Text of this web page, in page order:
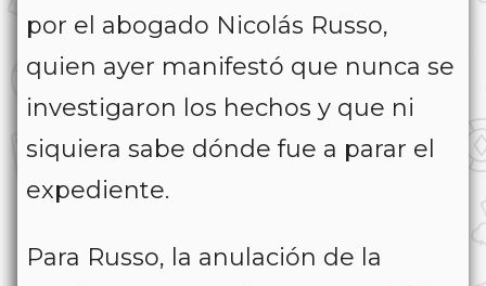
por el abogado Nicolás Russo,
quien ayer manifestó que nunca se
investigaron los hechos y que ni
siquiera sabe dónde fue a parar el
expediente.
Para Russo, la anulación de la